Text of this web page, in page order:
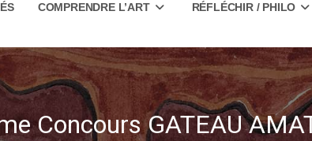
COMPRENDRE L’ART RÉFLÉCHIR / PHILO
Concours GATEAU